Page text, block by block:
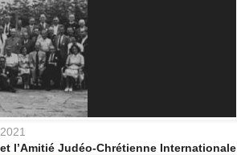
l’Amitié Judéo-Chrétienne Internationale